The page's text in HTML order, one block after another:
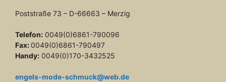
Poststraße 73 – D-66663 – Merzig
Telefon: 0049(0)6861-790096
Fax: 0049(0)6861-790497
Handy: 0049(0)170-3432525
engels-mode-schmuck@web.de